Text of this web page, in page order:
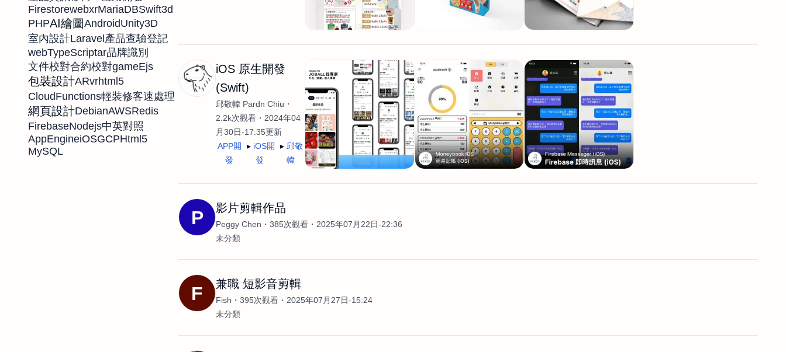
FirestorewebxrMariaDBSwift3d
PHPAI繪圖AndroidUnity3D
室內設計Laravel產品查驗登記
webTypeScriptar品牌識別
文件校對合約校對gameEjs
包裝設計ARvrhtml5
CloudFunctions輕裝修客速處理
網頁設計DebianAWSRedis
FirebaseNodejs中英對照
AppEngineiOSGCPHtml5
MySQL
iOS 原生開發
(Swift)
邱敬幃 Pardn Chiu
2.2k次觀看
2024年04
月30日-17:35更新
APP開
發
iOS開
發
邱敬
幃
P 影片剪輯作品
Peggy Chen 385次觀看
2025年07月22日-22:36
未分類
F 兼職 短影音剪輯
Fish 395次觀看
2025年07月27日-15:24
未分類